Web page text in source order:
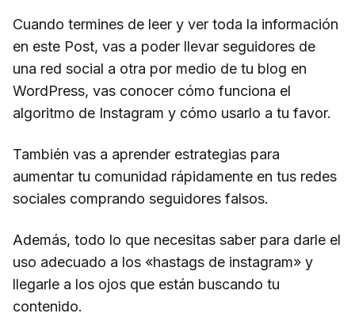
Cuando termines de leer y ver toda la información
en este Post, vas a poder llevar seguidores de
una red social a otra por medio de tu blog en
WordPress, vas conocer cómo funciona el
algoritmo de Instagram y cómo usarlo a tu favor.
También vas a aprender estrategias para
aumentar tu comunidad rápidamente en tus redes
sociales comprando seguidores falsos.
Además, todo lo que necesitas saber para darle el
uso adecuado a los «hastags de instagram» y
llegarle a los ojos que están buscando tu
contenido.